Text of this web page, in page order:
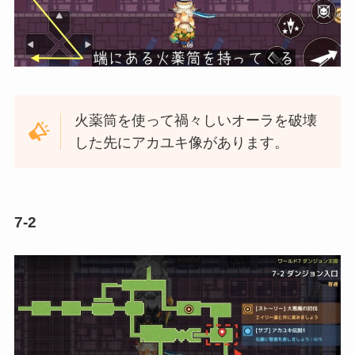
火薬筒を使って禍々しいオーラを破壊
した先にアカユキ像があります。
7-2